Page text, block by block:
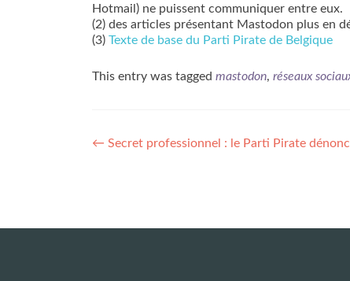
Hotmail) ne puissent communiquer entre eux.
(2) des articles présentant Mastodon plus en
(3) Texte de base du Parti Pirate de Belgique
This entry was tagged mastodon, réseaux
Post
← Secret professionnel : le Parti Pirate